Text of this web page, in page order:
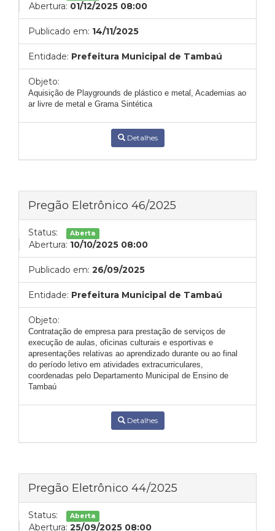
Abertura: 01/12/2025 08:00
Publicado em: 14/11/2025
Entidade: Prefeitura Municipal de Tambaú
Objeto:
Aquisição de Playgrounds de plástico e metal, Academias ao
ar livre de metal e Grama Sintética
Detalhes
Pregão Eletrônico 46/2025
Status: Aberta
Abertura: 10/10/2025 08:00
Publicado em: 26/09/2025
Entidade: Prefeitura Municipal de Tambaú
Objeto:
Contratação de empresa para prestação de serviços de
execução de aulas, oficinas culturais e esportivas e
apresentações relativas ao aprendizado durante ou ao final
do período letivo em atividades extracurriculares,
coordenadas pelo Departamento Municipal de Ensino de
Tambaú
Detalhes
Pregão Eletrônico 44/2025
Status: Aberta
Abertura: 25/09/2025 08:00